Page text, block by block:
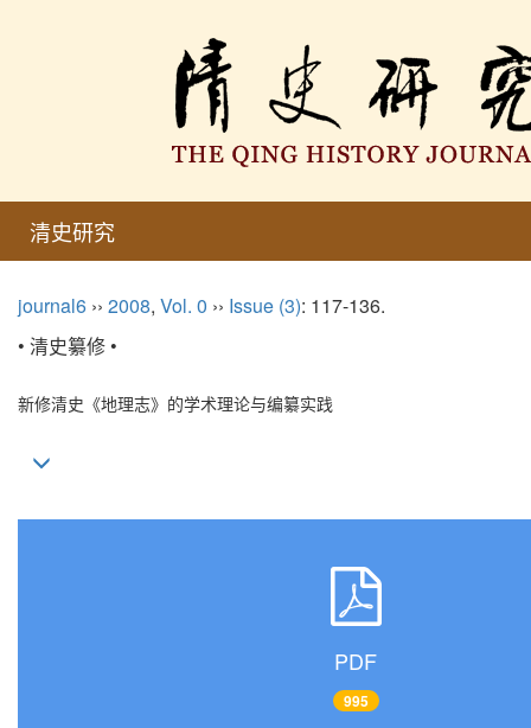
清史研究
journal6 ›› 2008, Vol. 0 ›› Issue (3): 117-136.
• 清史纂修 •
新修清史《地理志》的学术理论与编纂实践
PDF
995